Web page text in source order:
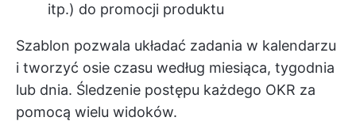
itp.) do promocji produktu
Szablon pozwala układać zadania w kalendarzu
i tworzyć osie czasu według miesiąca, tygodnia
lub dnia. Śledzenie postępu każdego OKR za
pomocą wielu widoków.